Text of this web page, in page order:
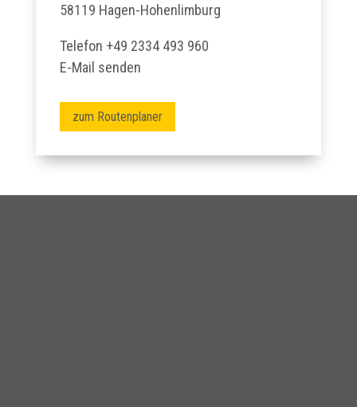
58119 Hagen-Hohenlimburg
Telefon +49 2334 493 960
E-Mail senden
zum Routenplaner